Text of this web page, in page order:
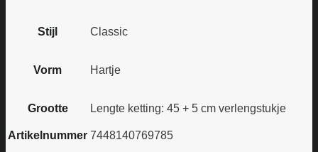
Stijl Classic
Vorm Hartje
Grootte Lengte ketting: 45 + 5 cm verlengstukje
Artikelnummer 7448140769785